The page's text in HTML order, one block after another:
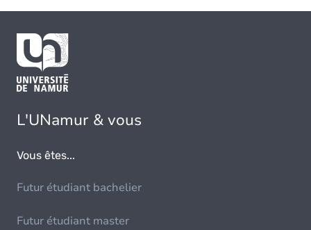
L'UNamur & vous
Vous êtes...
Futur étudiant bachelier
Futur étudiant master